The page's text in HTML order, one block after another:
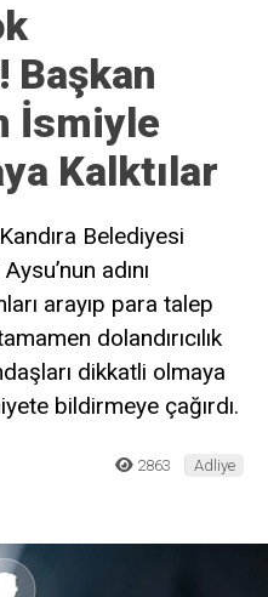
Başkan
İsmiyle
Kalktılar
Kandıra Belediyesi
adını
arayıp para talep
dolandırıcılık
dikkatli olmaya
bildirmeye çağırdı.
2863 Adliye